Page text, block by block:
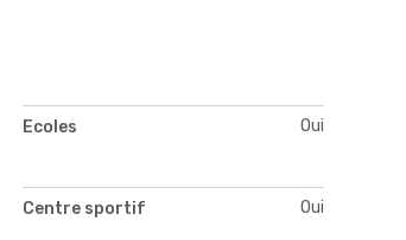
Ecoles Oui
Centre sportif Oui